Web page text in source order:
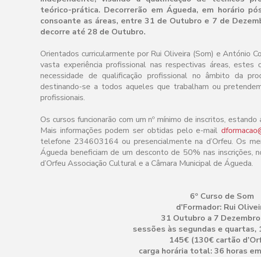
teórico-prática. Decorrerão em Águeda, em horário
consoante as áreas, entre 31 de Outubro e 7 de
decorre até 28 de Outubro.
Orientados curricularmente por Rui Oliveira (Som) e António
vasta experiência profissional nas respectivas áreas, estes
necessidade de qualificação profissional no âmbito da
destinando-se a todos aqueles que trabalham ou
profissionais.
Os cursos funcionarão com um nº mínimo de inscritos,
Mais informações podem ser obtidas pelo e-mail
telefone 234603164 ou presencialmente na d’Orfeu. Os
Águeda beneficiam de um desconto de 50% nas
d’Orfeu Associação Cultural e a Câmara Municipal de Águeda.
6º Curso de Som
d'Formador: Rui
31 Outubro a 7
sessões às segundas e quartas,
145€ (130€ cartão
carga horária total: 36 horas